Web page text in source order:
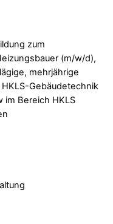
zum
(m/w/d),
mehrjährige
Gebäudetechnik
Bereich HKLS